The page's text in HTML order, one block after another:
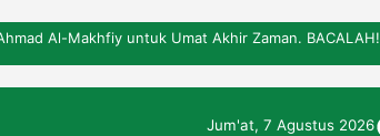
Al-Makhfiy untuk Umat Akhir Zaman. BACALAH!
Jum'at, 7 Agustus 2026